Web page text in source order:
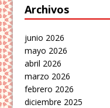
Archivos
junio 2026
mayo 2026
abril 2026
marzo 2026
febrero 2026
diciembre 2025